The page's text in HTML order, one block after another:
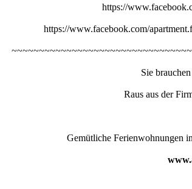
https://
https://www.facebook.com/
Sie
Raus aus der
Gemütliche Ferienwohnungen